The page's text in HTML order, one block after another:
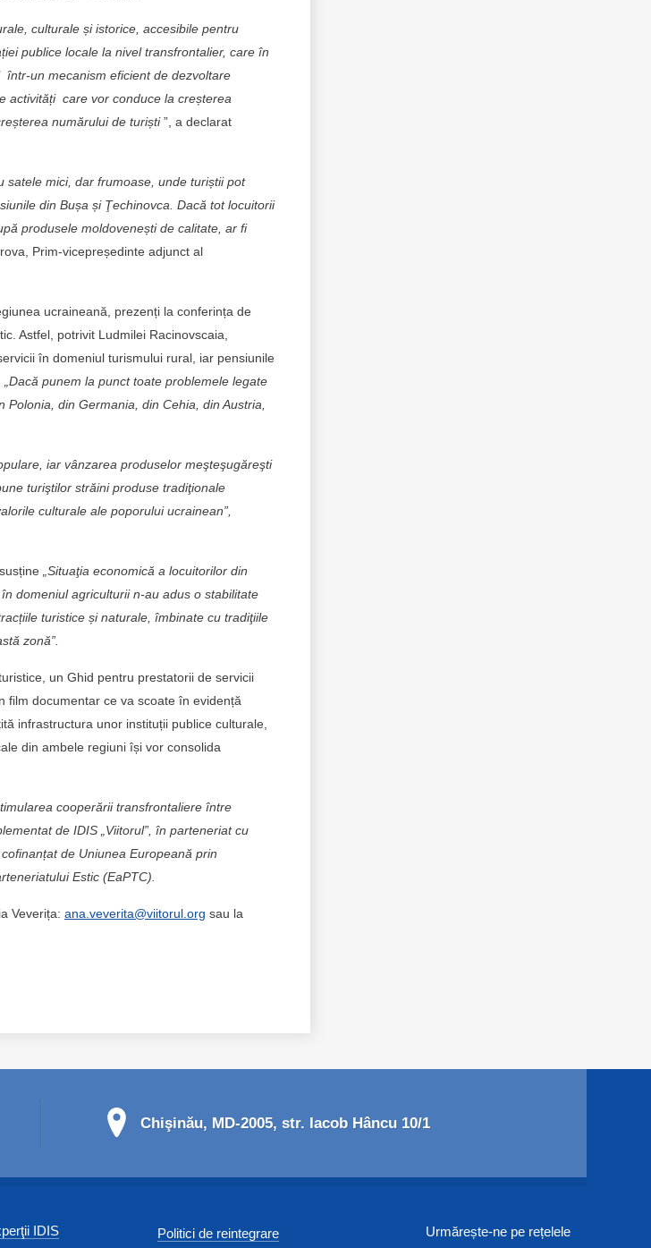
culturale și istorice, accesibile pentru
publice locale la nivel transfrontalier, care în
un mecanism eficient de dezvoltare
activități care vor conduce la creșterea
numărului de turiști”, a declarat
satele mici, dar frumoase, unde turiștii pot
din Bușa și Ţechinovca. Dacă tot locuitorii
produsele moldovenești de calitate, ar fi
Prim-vicepreședinte adjunct al
ucraineană, prezenți la conferința de
Astfel, potrivit Ludmilei Racinovscaia,
în domeniul turismului rural, iar pensiunile
„Dacă punem la punct toate problemele legate
din Germania, din Cehia, din Austria,
iar vânzarea produselor meşteşugăreşti
turiştilor străini produse tradiţionale
culturale ale poporului ucrainean”,
„Situaţia economică a locuitorilor din
domeniul agriculturii n-au adus o stabilitate
turistice și naturale, îmbinate cu tradiţiile
zonă”.
un Ghid pentru prestatorii de servicii
film documentar ce va scoate în evidență
infrastructura unor instituții publice culturale,
din ambele regiuni își vor consolida
cooperării transfrontaliere între
de IDIS „Viitorul”, în parteneriat cu
de Uniunea Europeană prin
Estic (EaPTC).
Veverița: ana.veverita@viitorul.org sau la
Chişinău, MD-2005, str. Iacob Hâncu 10/1
IDIS Politici de reintegrare Urmărește-ne pe rețelele